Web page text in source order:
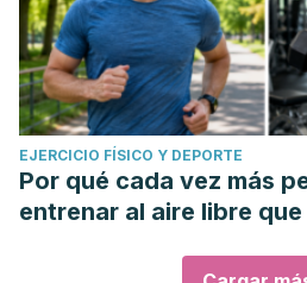
EJERCICIO FÍSICO Y DEPORTE
Por qué cada vez más
entrenar al aire libre